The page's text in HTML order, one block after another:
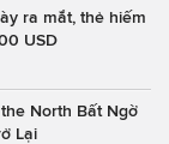
ra mắt, thẻ hiếm
USD
North Bất Ngờ
Lại